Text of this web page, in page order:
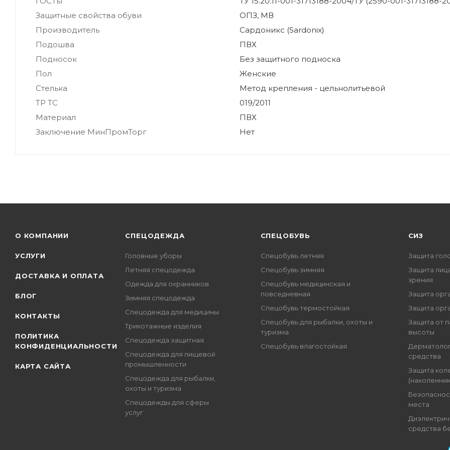
Защитные свойства обуви
ОПЗ, МВ
Производитель
Сардоникс (Sardonix)
Подошва
ПВХ
Подносок
Без защитного подноска
Пол
Женские
Стелька
Метод крепления - цельнолитьевой
ТР ТС
019/2011
Материал
ПВХ
Заключение МинПромТорг
Нет
О КОМПАНИИ
УСЛУГИ
ДОСТАВКА И ОПЛАТА
БЛОГ
КОНТАКТЫ
ПОЛИТИКА
КОНФИДЕНЦИАЛЬНОСТИ
КАРТА САЙТА
СПЕЦОДЕЖДА
Головные уборы
Летняя спецодежда
Одежда для охранников
Зимняя спецодежда
Спецодежда для медицины
Трикотажные изделия
Спецодежда защитная
Спецодежда для пищевой
промышленности
Спецодежда для рыбалки,
охоты и туризма
Спецодежды для сферы
услуг
CПЕЦОБУВЬ
Спецобувь летняя
Спецобувь зимняя
Спецобувь медицинская и
повседневная
Спецобувь термостойкая
Спецобувь для рыбалки, охоты и
туризма
Спецобувь влагостойкая
СИЗ
Защита
Защита
зрения
Защита
Защита
Защита от
высоты
средства
Защита
места
средства